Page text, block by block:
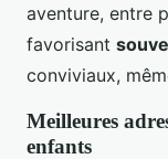
aventure, entre
favorisant
conviviaux,
Meilleures
enfants